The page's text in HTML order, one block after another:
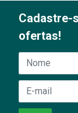
Cadastre-
ofertas!